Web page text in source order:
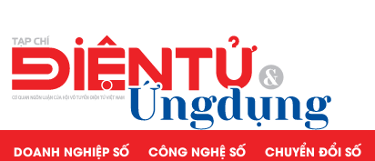
DOANH NGHIỆP SỐ CÔNG NGHỆ SỐ CHUYỂN ĐỔI SỐ